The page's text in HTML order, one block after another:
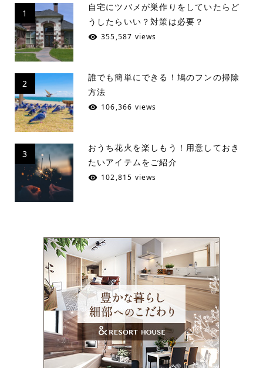
1
自宅にツバメが巣作りをしていたらど
うしたらいい？対策は必要？
355,587 views
2
誰でも簡単にできる！鳩のフンの掃除
方法
106,366 views
3
おうち花火を楽しもう！用意しておき
たいアイテムをご紹介
102,815 views